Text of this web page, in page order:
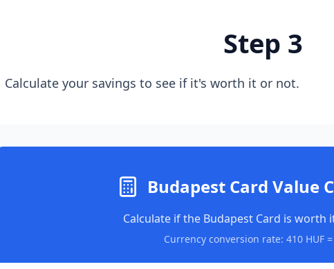
Step 3
Calculate your savings to see if it's worth it or not.